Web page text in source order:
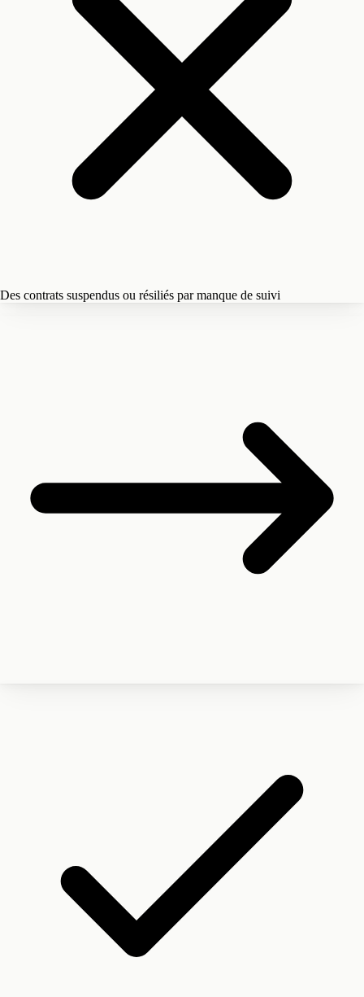
Des contrats suspendus ou résiliés par manque de suivi